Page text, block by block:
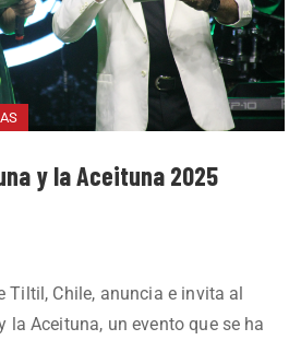
y la Aceituna 2025
Tiltil, Chile, anuncia e invita al
la Aceituna, un evento que se ha